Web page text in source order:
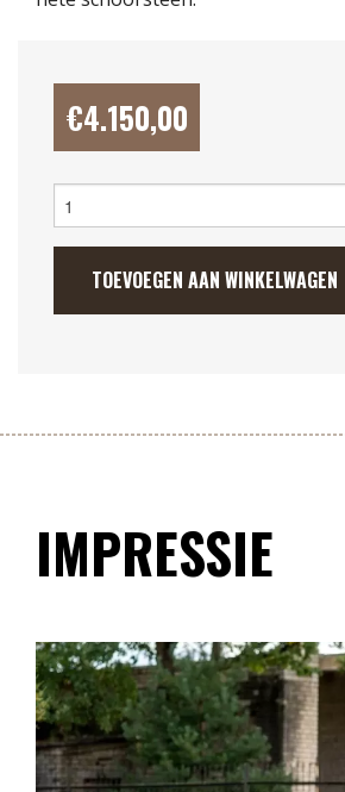
€4.150,00
Fiberglass
Hottub
interne
heater
TOEVOEGEN AAN WINKELWAGEN
IMPRESSIE